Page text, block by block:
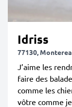
Idriss
77130,
J’aime les
faire des
comme les
vôtre comme